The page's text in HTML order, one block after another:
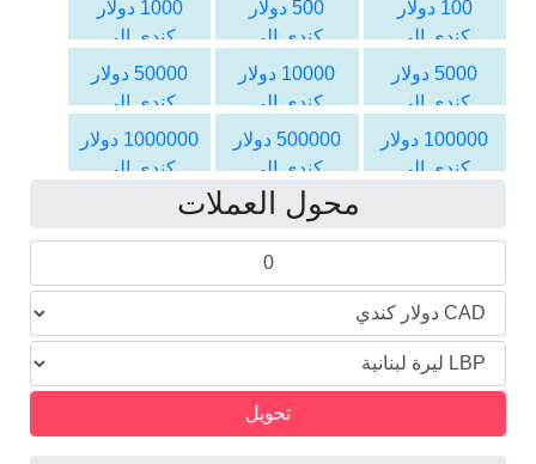
100 دولار
كندي الى
الليرة اللبنانية
500 دولار
كندي الى
الليرة اللبنانية
1000 دولار
كندي الى
الليرة اللبنانية
5000 دولار
كندي الى
الليرة اللبنانية
10000 دولار
كندي الى
الليرة اللبنانية
50000 دولار
كندي الى
الليرة اللبنانية
100000 دولار
كندي الى
500000 دولار
كندي الى
الليرة اللبنانية
1000000 دولار
كندي الى
محول العملات